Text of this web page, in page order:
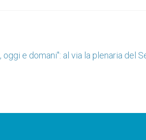
oggi e domani": al via la plenaria del